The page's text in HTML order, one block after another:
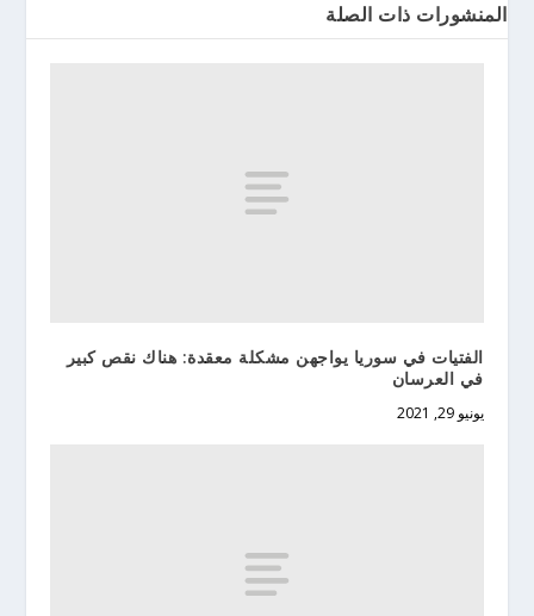
المنشورات ذات الصلة
الفتيات في سوريا يواجهن مشكلة معقدة: هناك نقص كبير
في العرسان
يونيو 29, 2021